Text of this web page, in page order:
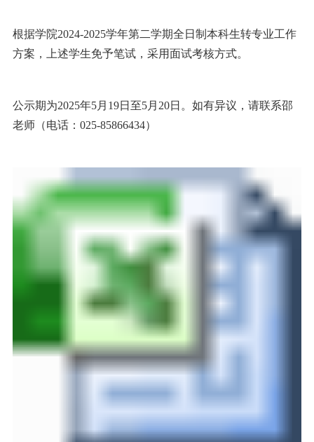
根据学院2024-2025学年第二学期全日制本科生转专业工作
方案，上述学生免予笔试，采用面试考核方式。
公示期为2025年5月19日至5月20日。如有异议，请联系邵
老师（电话：025-85866434）